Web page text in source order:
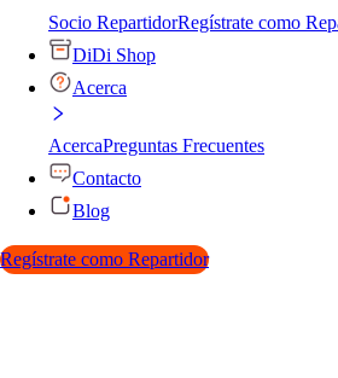
Socio RepartidorRegístrate como
DiDi Shop
Acerca
AcercaPreguntas Frecuentes
Contacto
Blog
Regístrate como Repartidor